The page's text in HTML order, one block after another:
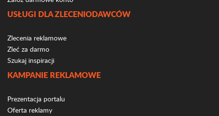
USŁUGI DLA ZLECENIODAWCÓW
Zlecenia reklamowe
Zleć za darmo
Szukaj inspiracji
KAMPANIE REKLAMOWE
Prezentacja portalu
Oferta reklamy